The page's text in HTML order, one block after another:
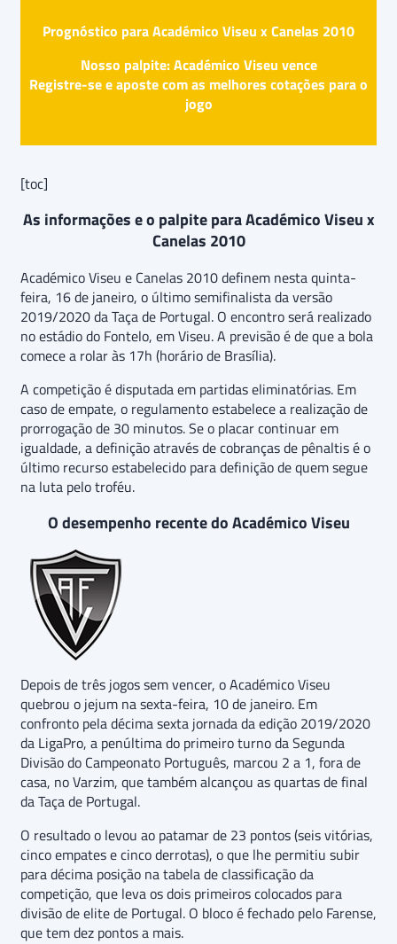
Prognóstico para Académico Viseu x Canelas 2010
Nosso palpite: Académico Viseu vence
Registre-se e aposte com as melhores cotações para o
jogo
[toc]
As informações e o palpite para Académico Viseu x
Canelas 2010
Académico Viseu e Canelas 2010 definem nesta quinta-
feira, 16 de janeiro, o último semifinalista da versão
2019/2020 da Taça de Portugal. O encontro será realizado
no estádio do Fontelo, em Viseu. A previsão é de que a bola
comece a rolar às 17h (horário de Brasília).
A competição é disputada em partidas eliminatórias. Em
caso de empate, o regulamento estabelece a realização de
prorrogação de 30 minutos. Se o placar continuar em
igualdade, a definição através de cobranças de pênaltis é o
último recurso estabelecido para definição de quem segue
na luta pelo troféu.
O desempenho recente do Académico Viseu
Depois de três jogos sem vencer, o Académico Viseu
quebrou o jejum na sexta-feira, 10 de janeiro. Em
confronto pela décima sexta jornada da edição 2019/2020
da LigaPro, a penúltima do primeiro turno da Segunda
Divisão do Campeonato Português, marcou 2 a 1, fora de
casa, no Varzim, que também alcançou as quartas de final
da Taça de Portugal.
O resultado o levou ao patamar de 23 pontos (seis vitórias,
cinco empates e cinco derrotas), o que lhe permitiu subir
para décima posição na tabela de classificação da
competição, que leva os dois primeiros colocados para
divisão de elite de Portugal. O bloco é fechado pelo Farense,
que tem dez pontos a mais.